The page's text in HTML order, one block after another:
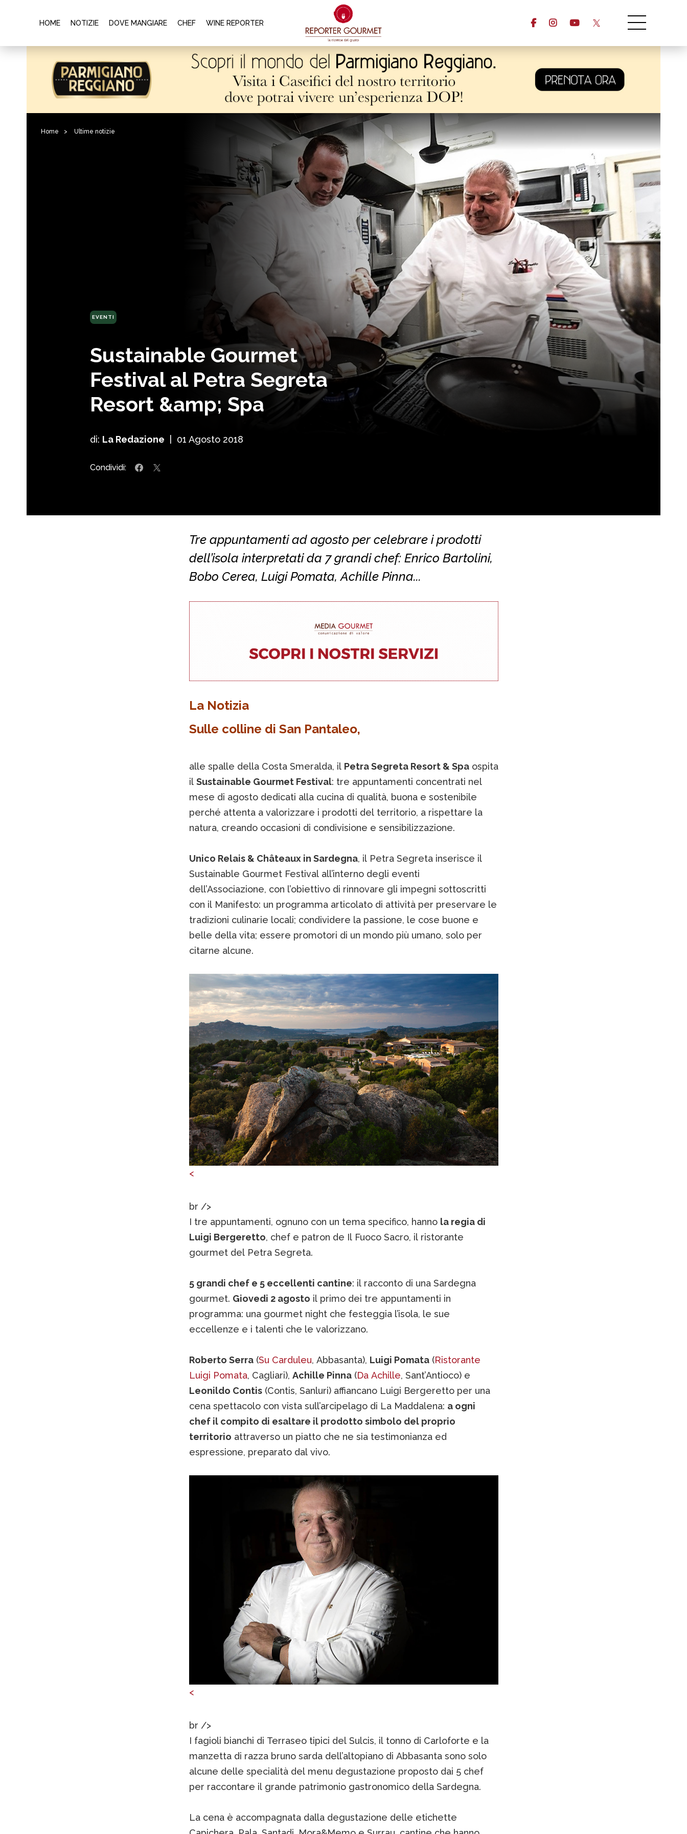
HOME NOTIZIE DOVE MANGIARE CHEF WINE REPORTER
Home > Ultime notizie
EVENTI
Sustainable Gourmet
Festival al Petra Segreta
Resort &amp; Spa
di: La Redazione 01 Agosto 2018
Condividi:
Tre appuntamenti ad agosto per celebrare i prodotti
dell’isola interpretati da 7 grandi chef: Enrico Bartolini,
Bobo Cerea, Luigi Pomata, Achille Pinna...
La Notizia
Sulle colline di San Pantaleo,
alle spalle della Costa Smeralda, il Petra Segreta Resort & Spaospita
il Sustainable Gourmet Festival: tre appuntamenti concentrati nel
mese di agosto dedicati alla cucina di qualità, buona e sostenibile
perché attenta a valorizzare i prodotti del territorio, a rispettare la
natura, creando occasioni di condivisione e sensibilizzazione.
Unico Relais & Châteaux in Sardegna, il Petra Segreta inserisce il
Sustainable Gourmet Festival all’interno degli eventi
dell’Associazione, con l’obiettivo di rinnovare gli impegni sottoscritti
con il Manifesto: un programma articolato di attività per preservare le
tradizioni culinarie locali; condividere la passione, le cose buone e
belle della vita; essere promotori di un mondo più umano, solo per
citarne alcune.
<
br />
I tre appuntamenti, ognuno con un tema specifico, hanno la regia di
Luigi Bergeretto, chef e patron de Il Fuoco Sacro, il ristorante
gourmet del Petra Segreta.
5 grandi chef e 5 eccellenti cantine: il racconto di una Sardegna
gourmet. Giovedi 2 agosto il primo dei tre appuntamenti in
programma: una gourmet night che festeggia l’isola, le sue
eccellenze e i talenti che le valorizzano.
Roberto Serra(Su Carduleu, Abbasanta), Luigi Pomata(Ristorante
Luigi Pomata, Cagliari), Achille Pinna(Da Achille, Sant’Antioco) e
Leonildo Contis(Contis, Sanluri) affiancano Luigi Bergeretto per una
cena spettacolo con vista sull’arcipelago di La Maddalena: a ogni
chef il compito di esaltare il prodotto simbolo del proprio
territorio attraverso un piatto che ne sia testimonianza ed
espressione, preparato dal vivo.
<
br />
I fagioli bianchi di Terraseo tipici del Sulcis, il tonno di Carloforte e la
manzetta di razza bruno sarda dell’altopiano di Abbasanta sono solo
alcune delle specialità del menu degustazione proposto dai 5 chef
per raccontare il grande patrimonio gastronomico della Sardegna.
La cena è accompagnata dalla degustazione delle etichette